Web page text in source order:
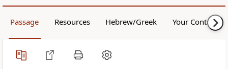
Passage Resources Hebrew/Greek Your Content